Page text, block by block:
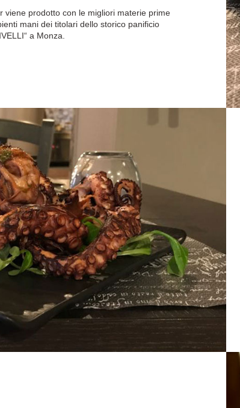
viene prodotto con le migliori materie prime
mani dei titolari dello storico panificio
a Monza.